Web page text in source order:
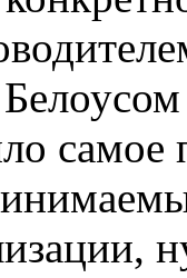
самое